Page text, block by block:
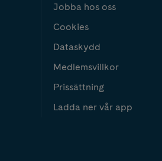
Jobba hos oss
Cookies
Dataskydd
Medlemsvillkor
Prissättning
Ladda ner vår app